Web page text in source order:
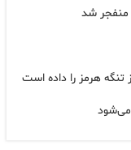
منفجر شد
تنگه هرمز را داده است
می‌شود